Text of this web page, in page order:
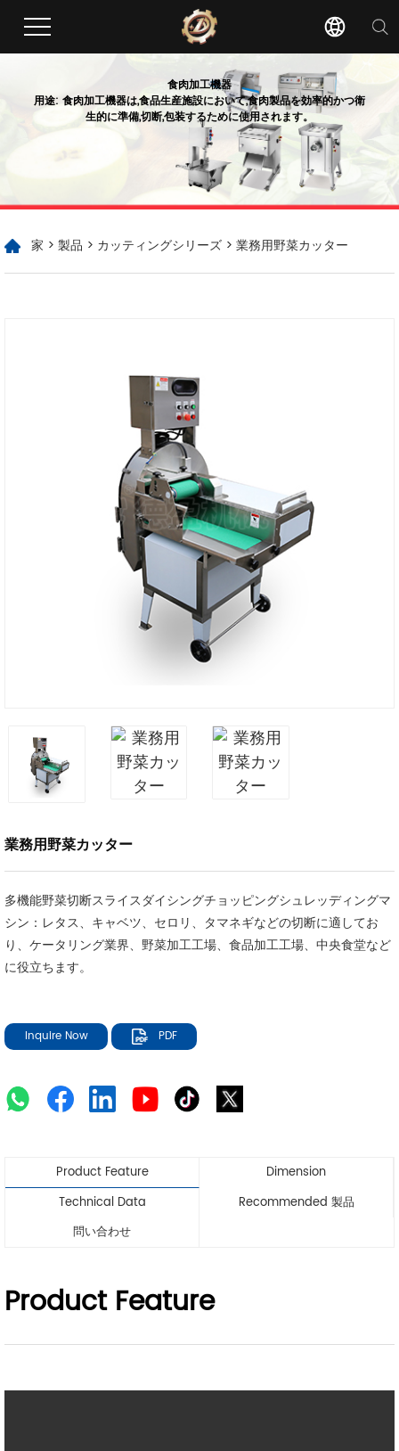
食肉加工機器
用途: 食肉加工機器は,食品生産施設において,食肉製品を効率的かつ衛
生的に準備,切断,包装するために使用されます。
家 > 製品 > カッティングシリーズ > 業務用野菜カッター
業務用野菜カッター
多機能野菜切断スライスダイシングチョッピングシュレッディングマ
シン：レタス、キャベツ、セロリ、タマネギなどの切断に適してお
り、ケータリング業界、野菜加工工場、食品加工工場、中央食堂など
に役立ちます。
Inquire Now PDF
Product Feature
Dimension
Technical Data
Recommended 製品
問い合わせ
Product Feature